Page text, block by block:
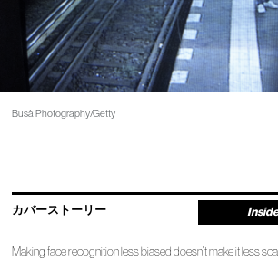
Busà Photography/Getty
カバーストーリー
Making face recognition less biased doesn’t make it less